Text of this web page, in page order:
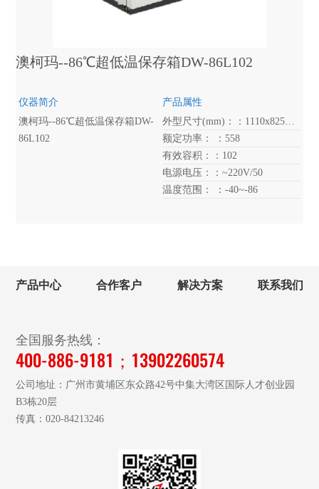
澳柯玛--86℃超低温保存箱DW-86L102
仪器简介
澳柯玛--86℃超低温保存箱DW-
86L102
产品属性
外型尺寸(mm)：：1110x825×890
额定功率： ：558
有效容积：：102
电源电压：：~220V/50
温度范围： ：-40~-86
产品中心 合作客户 解决方案 联系我们
全国服务热线：
400-886-9181；13902260574
公司地址：广州市黄埔区东众路42号中集大湾区国际人才创业园
B3栋20层
传真：020-84213246